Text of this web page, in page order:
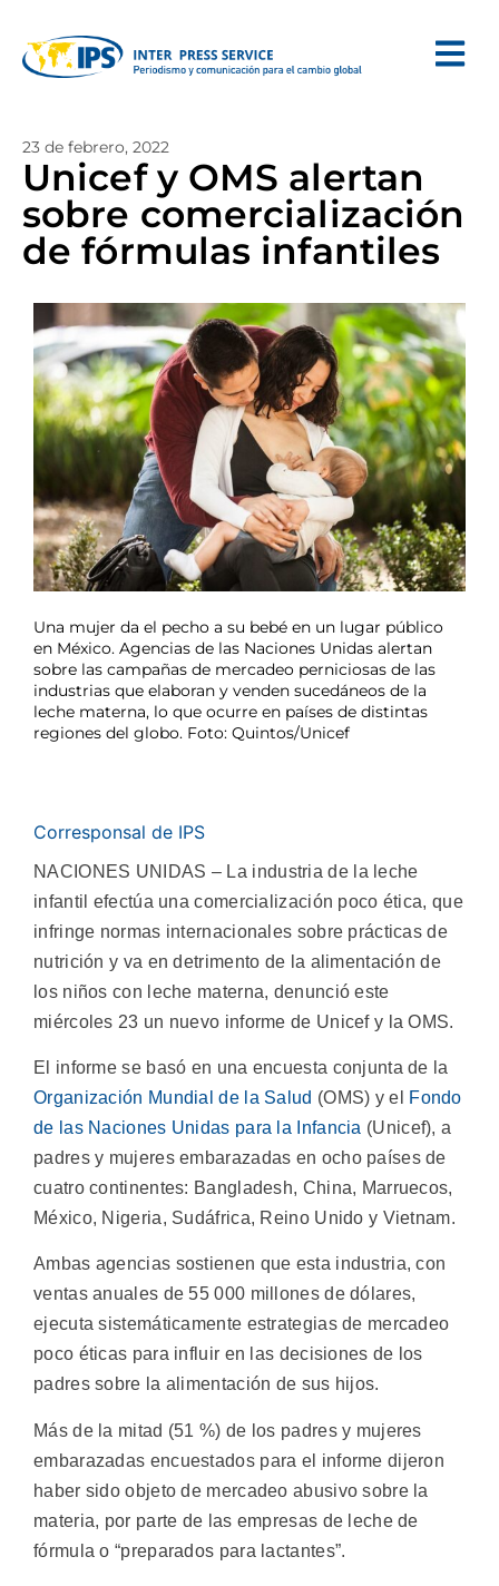
23 de febrero, 2022
Unicef y OMS alertan
sobre comercialización
de fórmulas infantiles
Una mujer da el pecho a su bebé en un lugar público
en México. Agencias de las Naciones Unidas alertan
sobre las campañas de mercadeo perniciosas de las
industrias que elaboran y venden sucedáneos de la
leche materna, lo que ocurre en países de distintas
regiones del globo. Foto: Quintos/Unicef
Corresponsal de IPS
NACIONES UNIDAS – La industria de la leche
infantil efectúa una comercialización poco ética, que
infringe normas internacionales sobre prácticas de
nutrición y va en detrimento de la alimentación de
los niños con leche materna, denunció este
miércoles 23 un nuevo informe de Unicef y la OMS.
El informe se basó en una encuesta conjunta de la
Organización Mundial de la Salud (OMS) y el
Fondo
de las Naciones Unidas para la Infancia (Unicef), a
padres y mujeres embarazadas en ocho países de
cuatro continentes: Bangladesh, China, Marruecos,
México, Nigeria, Sudáfrica, Reino Unido y Vietnam.
Ambas agencias sostienen que esta industria, con
ventas anuales de 55 000 millones de dólares,
ejecuta sistemáticamente estrategias de mercadeo
poco éticas para influir en las decisiones de los
padres sobre la alimentación de sus hijos.
Más de la mitad (51 %) de los padres y mujeres
embarazadas encuestados para el informe dijeron
haber sido objeto de mercadeo abusivo sobre la
materia, por parte de las empresas de leche de
fórmula o “preparados para lactantes”.